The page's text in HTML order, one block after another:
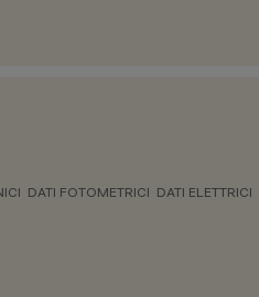
DATI FOTOMETRICI DATI ELETTRICI